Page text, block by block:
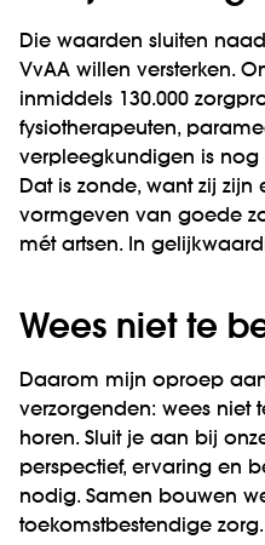
Die waarden sluiten
VvAA willen versterken.
inmiddels 130.000
fysiotherapeuten,
verpleegkundigen is
Dat is zonde, want zij zijn
vormgeven van goede
mét artsen. In
Wees niet te
Daarom mijn oproep
verzorgenden: wees niet
horen. Sluit je aan bij
perspectief, ervaring en
nodig. Samen bouwen
toekomstbestendige